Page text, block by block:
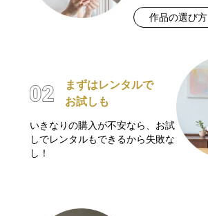
作品の選び方
まずはレンタルで
お試しも
いきなりの購入が不安なら、お試
しでレンタルもできるから失敗な
し！